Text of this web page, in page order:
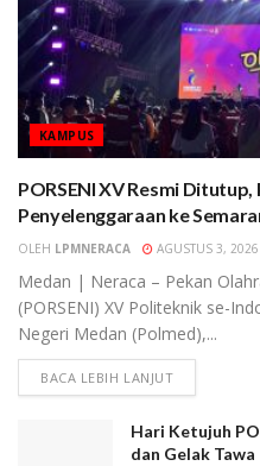
KAMPUS
PORSENI XV Resmi
Penyelenggaraan ke
OLEH LPMNERACA AGUSTUS 3, 2026
Medan | Neraca – Pekan
(PORSENI) XV Politeknik se-
Negeri Medan (Polmed),...
BACA LEBIH LANJUT
Hari Ketujuh
dan Gelak Tawa